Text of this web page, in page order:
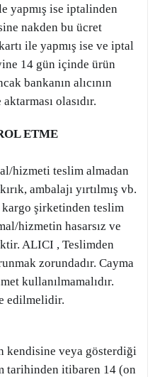
yapmış ise iptalinden
nakden bu ücret
ile yapmış ise ve iptal
14 gün içinde ürün
bankanın alıcının
olasıdır.
ETME
hizmeti teslim almadan
ambalajı yırtılmış vb.
kargo şirketinden teslim
hizmetin hasarsız ve
ALICI , Teslimden
zorundadır. Cayma
kullanılmamalıdır.
edilmelidir.
kendisine veya gösterdiği
tarihinden itibaren 14 (on